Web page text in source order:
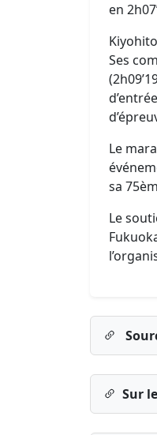
en
Ses
Le
sa
Le
Sur